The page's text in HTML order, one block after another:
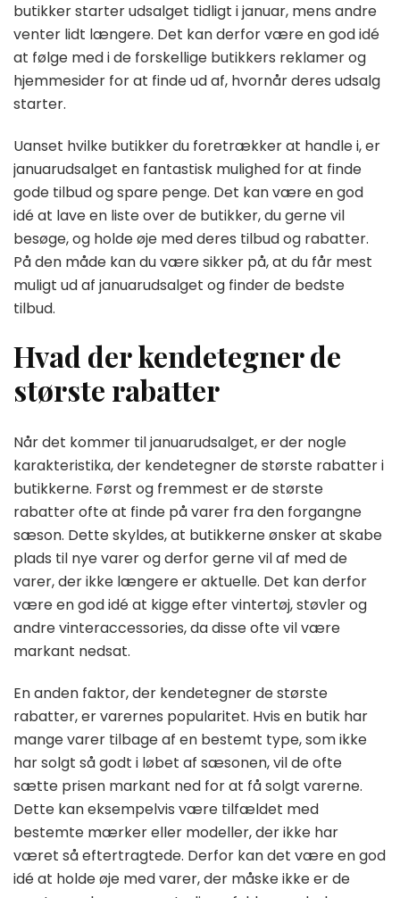
butikker starter udsalget tidligt i januar, mens andre
venter lidt længere. Det kan derfor være en god idé
at følge med i de forskellige butikkers reklamer og
hjemmesider for at finde ud af, hvornår deres udsalg
starter.
Uanset hvilke butikker du foretrækker at handle i, er
januarudsalget en fantastisk mulighed for at finde
gode tilbud og spare penge. Det kan være en god
idé at lave en liste over de butikker, du gerne vil
besøge, og holde øje med deres tilbud og rabatter.
På den måde kan du være sikker på, at du får mest
muligt ud af januarudsalget og finder de bedste
tilbud.
Hvad der kendetegner de
største rabatter
Når det kommer til januarudsalget, er der nogle
karakteristika, der kendetegner de største rabatter i
butikkerne. Først og fremmest er de største
rabatter ofte at finde på varer fra den forgangne
sæson. Dette skyldes, at butikkerne ønsker at skabe
plads til nye varer og derfor gerne vil af med de
varer, der ikke længere er aktuelle. Det kan derfor
være en god idé at kigge efter vintertøj, støvler og
andre vinteraccessories, da disse ofte vil være
markant nedsat.
En anden faktor, der kendetegner de største
rabatter, er varernes popularitet. Hvis en butik har
mange varer tilbage af en bestemt type, som ikke
har solgt så godt i løbet af sæsonen, vil de ofte
sætte prisen markant ned for at få solgt varerne.
Dette kan eksempelvis være tilfældet med
bestemte mærker eller modeller, der ikke har
været så eftertragtede. Derfor kan det være en god
idé at holde øje med varer, der måske ikke er de